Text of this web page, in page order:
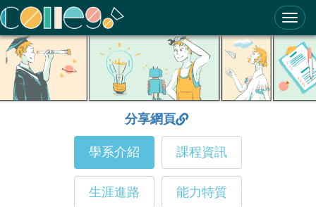
ColleGo! 大學選才與高中育才輔助系統
分享網頁
學系介紹 課程資訊
生涯進路 能力特質